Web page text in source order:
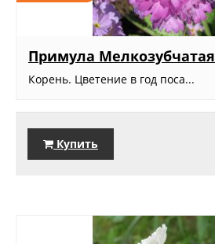
Примула Мелкозубчатая
Корень. Цветение в год поса...
Купить